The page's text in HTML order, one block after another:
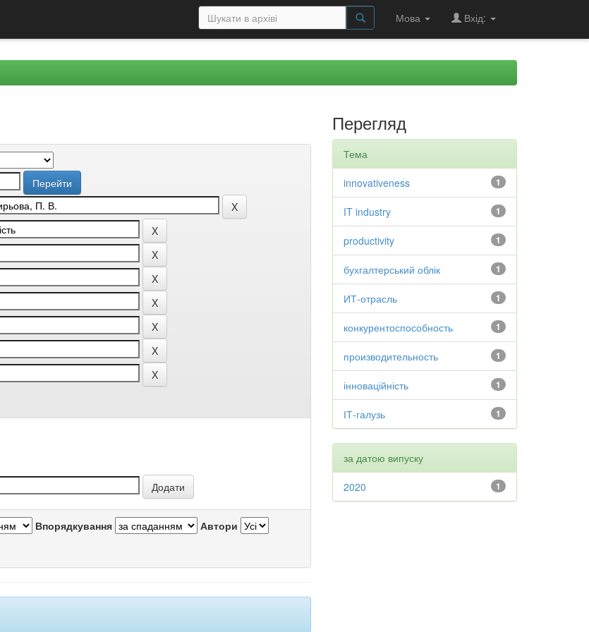
Мова Вхід:
Впорядкування Автори
Перегляд
Тема
1
innovativeness
1
IT industry
1
productivity
1
бухгалтерський облік
1
ИТ-отрасль
1
конкурентоспособность
1
производительность
1
інноваційність
1
ІТ-галузь
за датою випуску
1
2020